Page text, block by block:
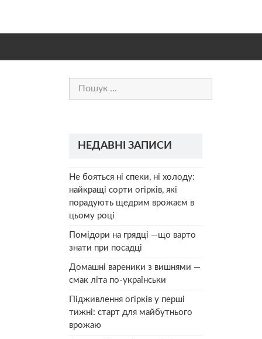
Пошук:
НЕДАВНІ ЗАПИСИ
Не бояться ні спеки, ні холоду:
найкращі сорти огірків, які
порадують щедрим врожаєм в
цьому році
Помідори на грядці —що варто
знати при посадці
Домашні вареники з вишнями —
смак літа по-українськи
Підживлення огірків у перші
тижні: старт для майбутнього
врожаю